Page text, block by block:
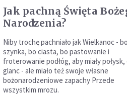
Jak pachną Święta
Narodzenia?
Niby trochę pachniało jak Wielkanoc - bo
szynka, bo ciasta, bo pastowanie i
froterowanie podłóg, aby miały połysk,
glanc - ale miało też swoje własne
bożonarodzeniowe zapachy Przede
wszystkim mrozu.